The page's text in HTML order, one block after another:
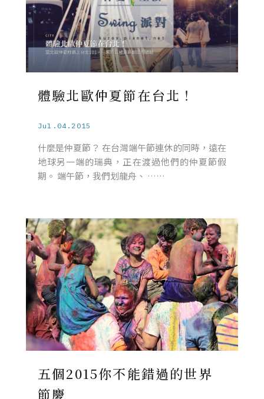
體驗北歐仲夏節在台北！
Jul.04.2015
什麼是仲夏節？ 在台灣端午節連休的同時，遠在
地球另一端的瑞典，正在渡過他們的仲夏節假
期。 端午節，我們划龍舟、 ……
五個2015你不能錯過的世界
節慶